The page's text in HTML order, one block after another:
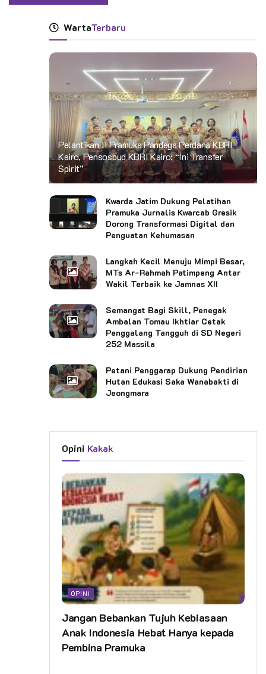
WartaTerbaru
Pelantikan 11 Pramuka Pandega Perdana KBRI
Kairo, Pensosbud KBRI Kairo: “Ini Transfer
Spirit”
Kwarda Jatim Dukung Pelatihan
Pramuka Jurnalis Kwarcab Gresik
Dorong Transformasi Digital dan
Penguatan Kehumasan
Langkah Kecil Menuju Mimpi Besar,
MTs Ar-Rahmah Patimpeng Antar
Wakil Terbaik ke Jamnas XII
Semangat Bagi Skill, Penegak
Ambalan Tomau Ikhtiar Cetak
Penggalang Tangguh di SD Negeri
252 Massila
Petani Penggarap Dukung Pendirian
Hutan Edukasi Saka Wanabakti di
Jeongmara
Opini Kakak
OPINI
Jangan Bebankan Tujuh Kebiasaan
Anak Indonesia Hebat Hanya kepada
Pembina Pramuka